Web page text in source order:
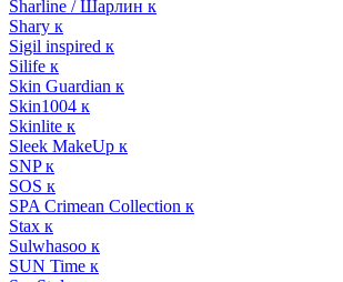
Sharline / Шарлин к
Shary к
Sigil inspired к
Silife к
Skin Guardian к
Skin1004 к
Skinlite к
Sleek MakeUp к
SNP к
SOS к
SPA Crimean Collection к
Stax к
Sulwhasoo к
SUN Time к